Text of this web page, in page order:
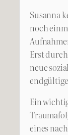
Susanna
noch
Erst
neue
Ein
eines